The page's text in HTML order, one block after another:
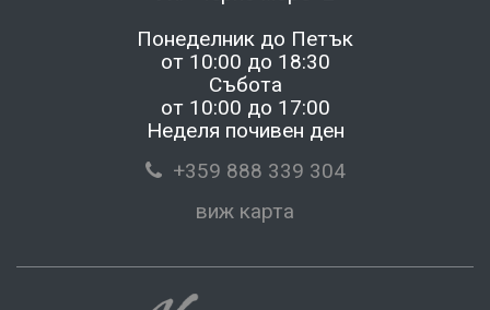
Понеделник до Петък
от 10:00 до 18:30
Събота
от 10:00 до 17:00
Неделя почивен ден
+359 888 339 304
виж карта